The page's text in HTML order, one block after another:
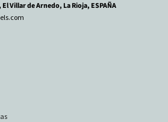
Villar de Arnedo, La Rioja, ESPAÑA